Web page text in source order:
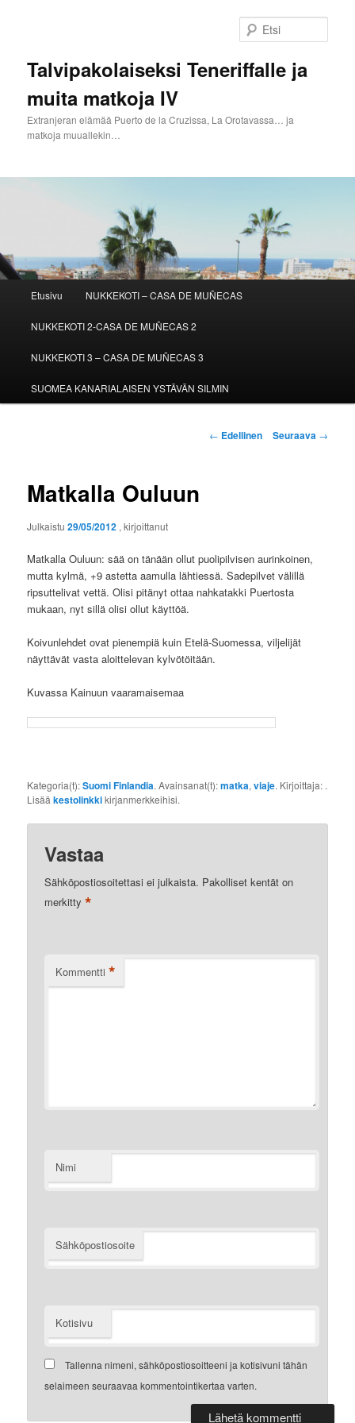
Talvipakolaiseksi Teneriffalle ja
muita matkoja IV
Extranjeran elämää Puerto de la Cruzissa, La Orotavassa… ja
matkoja muuallekin…
Etusivu NUKKEKOTI – CASA DE MUÑECAS
NUKKEKOTI 2-CASA DE MUÑECAS 2
NUKKEKOTI 3 – CASA DE MUÑECAS 3
SUOMEA KANARIALAISEN YSTÄVÄN SILMIN
Artikkelien
← Edellinen Seuraava →
Matkalla Ouluun
Julkaistu29/05/2012 , kirjoittanut
Matkalla Ouluun: sää on tänään ollut puolipilvisen aurinkoinen,
mutta kylmä, +9 astetta aamulla lähtiessä. Sadepilvet välillä
ripsuttelivat vettä. Olisi pitänyt ottaa nahkatakki Puertosta
mukaan, nyt sillä olisi ollut käyttöä.
Koivunlehdet ovat pienempiä kuin Etelä-Suomessa, viljelijät
näyttävät vasta aloittelevan kylvötöitään.
Kuvassa Kainuun vaaramaisemaa
Kategoria(t):Suomi Finlandia. Avainsanat(t):matka,viaje. Kirjoittaja: .
Lisääkestolinkkikirjanmerkkeihisi.
Vastaa
Sähköpostiosoitettasi ei julkaista. Pakolliset kentät on
merkitty*
Kommentti *
Nimi
Sähköpostiosoite
Kotisivu
Tallenna nimeni, sähköpostiosoitteeni ja kotisivuni tähän
selaimeen seuraavaa kommentointikertaa varten.